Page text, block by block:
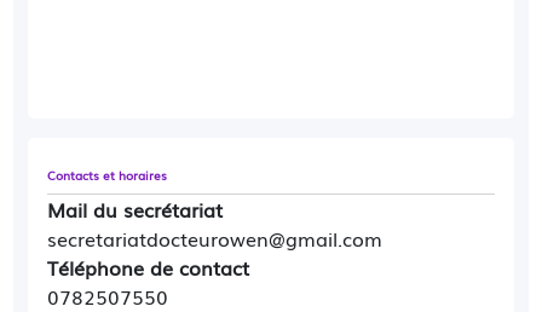
Contacts et horaires
Mail du secrétariat
secretariatdocteurowen@gmail.com
Téléphone de contact
0782507550